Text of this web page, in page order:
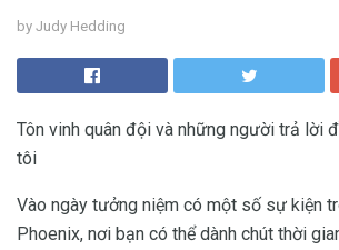
by Judy Hedding
Tôn vinh quân đội và những người trả lời
tôi
Vào ngày tưởng niệm có một số sự kiện
Phoenix, nơi bạn có thể dành chút thời